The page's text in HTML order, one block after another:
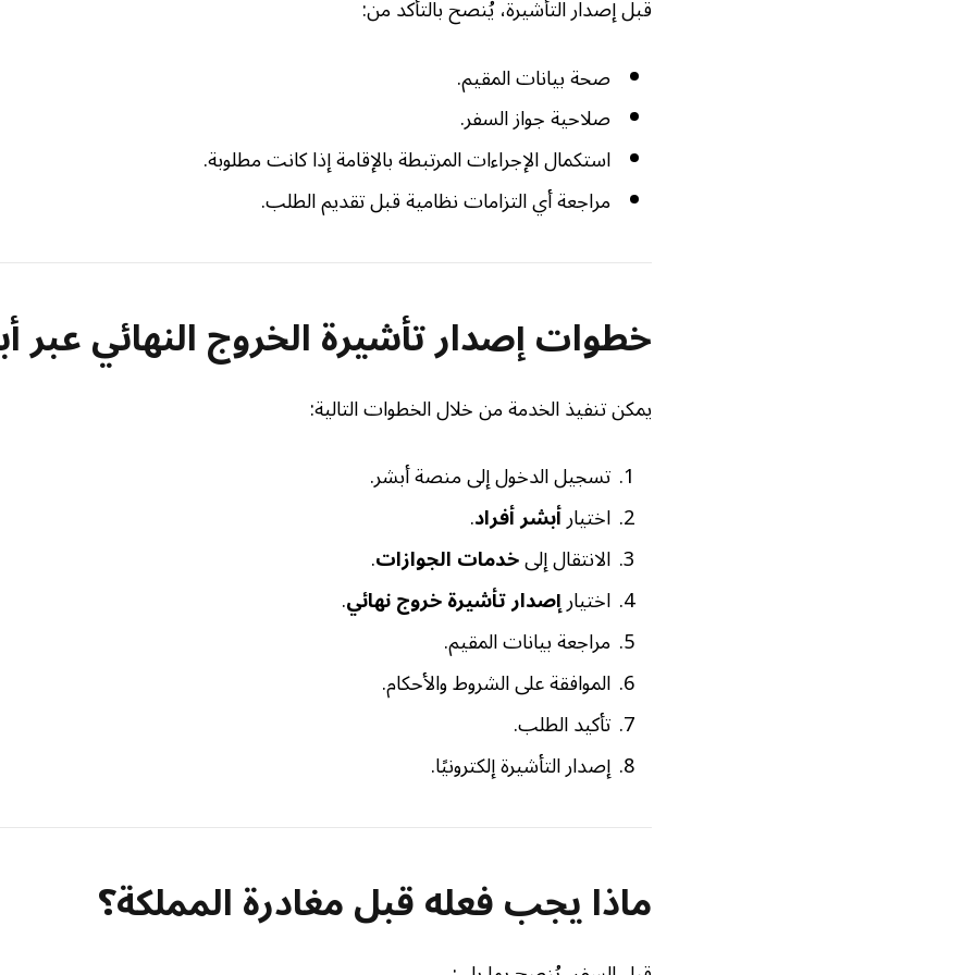
قبل إصدار التأشيرة، يُنصح بالتأكد من:
صحة بيانات المقيم.
صلاحية جواز السفر.
استكمال الإجراءات المرتبطة بالإقامة إذا كانت مطلوبة.
مراجعة أي التزامات نظامية قبل تقديم الطلب.
خطوات إصدار تأشيرة الخروج النهائي عبر
يمكن تنفيذ الخدمة من خلال الخطوات التالية:
تسجيل الدخول إلى منصة أبشر.
اختيارأبشر أفراد.
الانتقال إلىخدمات الجوازات.
اختيارإصدار تأشيرة خروج نهائي.
مراجعة بيانات المقيم.
الموافقة على الشروط والأحكام.
تأكيد الطلب.
إصدار التأشيرة إلكترونيًا.
ماذا يجب فعله قبل مغادرة المملكة؟